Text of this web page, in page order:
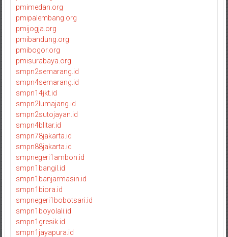
pmimedan.org
pmipalembang.org
pmijogja.org
pmibandung.org
pmibogor.org
pmisurabaya.org
smpn2semarang.id
smpn4semarang.id
smpn14jkt.id
smpn2lumajang.id
smpn2sutojayan.id
smpn4blitar.id
smpn78jakarta.id
smpn88jakarta.id
smpnegeri1ambon.id
smpn1bangil.id
smpn1banjarmasin.id
smpn1biora.id
smpnegeri1bobotsari.id
smpn1boyolali.id
smpn1gresik.id
smpn1jayapura.id